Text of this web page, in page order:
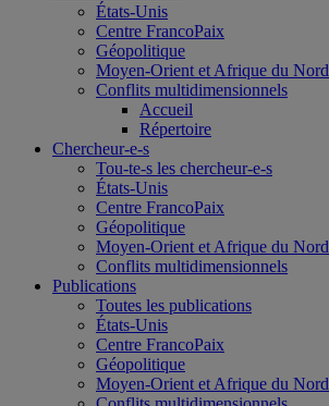
États-Unis
Centre FrancoPaix
Géopolitique
Moyen-Orient et Afrique du Nord
Conflits multidimensionnels
Accueil
Répertoire
Chercheur-e-s
Tou-te-s les chercheur-e-s
États-Unis
Centre FrancoPaix
Géopolitique
Moyen-Orient et Afrique du Nord
Conflits multidimensionnels
Publications
Toutes les publications
États-Unis
Centre FrancoPaix
Géopolitique
Moyen-Orient et Afrique du Nord